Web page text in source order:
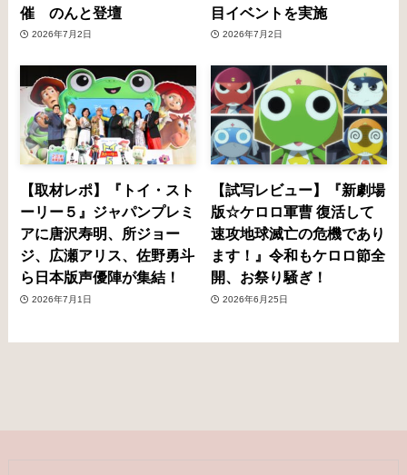
催 のんと登壇
2026年7月2日
目イベントを実施
2026年7月2日
【取材レポ】『トイ・スト
ーリー５』ジャパンプレミ
アに唐沢寿明、所ジョー
ジ、広瀬アリス、佐野勇斗
ら日本版声優陣が集結！
2026年7月1日
【試写レビュー】『新劇場
版☆ケロロ軍曹 復活して
速攻地球滅亡の危機であり
ます！』令和もケロロ節全
開、お祭り騒ぎ！
2026年6月25日